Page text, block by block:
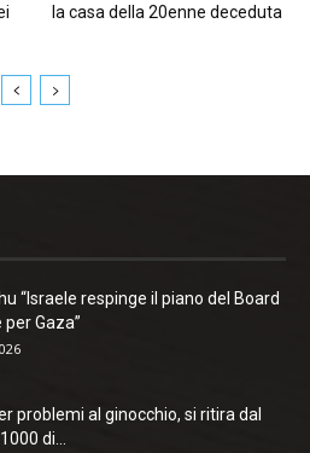
la casa della 20enne deceduta
“Israele respinge il piano del Board
Gaza”
problemi al ginocchio, si ritira dal
di...